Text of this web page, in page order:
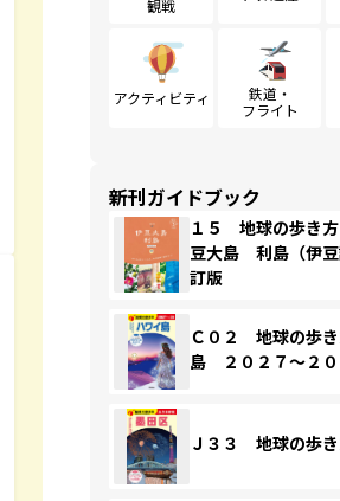
観戦
アクティビティ
鉄道・
フライト
新刊ガイドブック
１５ 地球の歩き
豆大島 利島（伊
訂版
Ｃ０２ 地球の歩
島 ２０２７～２０
Ｊ３３ 地球の歩